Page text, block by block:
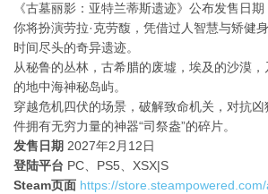
《古墓丽影：亚特兰蒂斯遗迹》公布发售日期
你将扮演劳拉·克劳馥，凭借过人智慧与矫健
时间尽头的奇异遗迹。
从秘鲁的丛林，古希腊的废墟，埃及的沙漠
的地中海神秘岛屿。
穿越危机四伏的场景，破解致命机关，对抗
件拥有无穷力量的神器“司祭盎”的碎片。
发售日期 2027年2月12日
登陆平台 PC、PS5、XSX|S
Steam页面 https://